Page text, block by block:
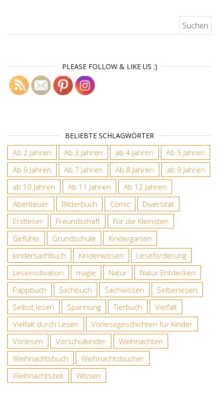
PLEASE FOLLOW & LIKE US :)
BELIEBTE SCHLAGWÖRTER
Ab 2 Jahren Ab 3 Jahren ab 4 Jahren
Ab 5 Jahren
Ab 6 Jahren
Ab 7 Jahren Ab 8 Jahren
ab 9 Jahren
ab 10 Jahren
Ab 11 Jahren
Ab 12 Jahren
Abenteuer
Bilderbuch Comic
Diversität
Erstleser
Freundschaft
Für die Kleinsten
Gefühle
Grundschule
Kindergarten
kindersachbuch
Kinderwissen
Leseförderung
Lesemotivation
magie Natur
Natur Entdecken
Pappbuch
Sachbuch Sachwissen
Selberlesen
Selbst lesen
Spannung Tierbuch
Vielfalt
Vielfalt durch Lesen
Vorlesegeschichten für Kinder
Vorlesen
Vorschulkinder
Weihnachten
Weihnachtsbuch
Weihnachtsbücher
Weihnachtszeit
Wissen